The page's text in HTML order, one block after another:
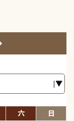
六 日